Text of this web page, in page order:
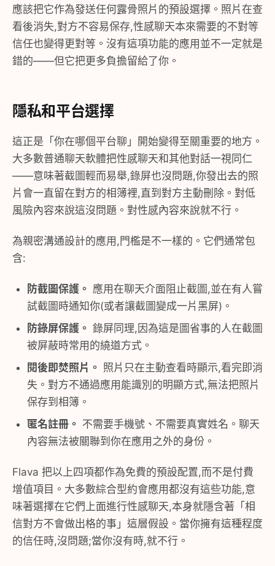
應該把它作為發送任何露骨照片的預設選擇。照片在查
看後消失,對方不容易保存,性感聊天本來需要的不對等
信任也變得更對等。沒有這項功能的應用並不一定就是
錯的——但它把更多負擔留給了你。
隱私和平台選擇
這正是「你在哪個平台聊」開始變得至關重要的地方。
大多數普通聊天軟體把性感聊天和其他對話一視同仁
——意味著截圖輕而易舉,錄屏也沒問題,你發出去的照
片會一直留在對方的相簿裡,直到對方主動刪除。對低
風險內容來說這沒問題。對性感內容來說就不行。
為親密溝通設計的應用,門檻是不一樣的。它們通常包
含:
防截圖保護。 應用在聊天介面阻止截圖,並在有人嘗
試截圖時通知你(或者讓截圖變成一片黑屏)。
防錄屏保護。 錄屏同理,因為這是圖省事的人在截圖
被屏蔽時常用的繞道方式。
閱後即焚照片。 照片只在主動查看時顯示,看完即消
失。對方不通過應用能識別的明顯方式,無法把照片
保存到相簿。
匿名註冊。 不需要手機號、不需要真實姓名。聊天
內容無法被關聯到你在應用之外的身份。
Flava 把以上四項都作為免費的預設配置,而不是付費
增值項目。大多數綜合型約會應用都沒有這些功能,意
味著選擇在它們上面進行性感聊天,本身就隱含著「相
信對方不會做出格的事」這層假設。當你擁有這種程度
的信任時,沒問題;當你沒有時,就不行。